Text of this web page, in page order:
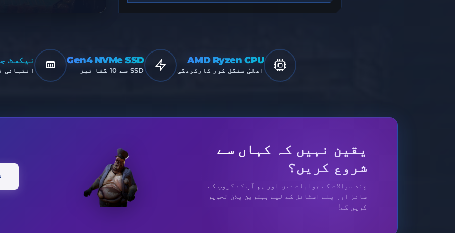
AMD Ryzen CPU
اعلیٰ سنگل کور کارکردگی
Gen4 NVMe SSD
SSD سے 10 گنا تیز
نیکسٹ
انتہائی
یقین نہیں کہ کہاں سے
شروع کریں؟
چند سوالات کے جوابات دیں اور ہم آپ کے گروپ کے
سائز اور پلے اسٹائل کے لیے بہترین پلان تجویز
کریں گے!